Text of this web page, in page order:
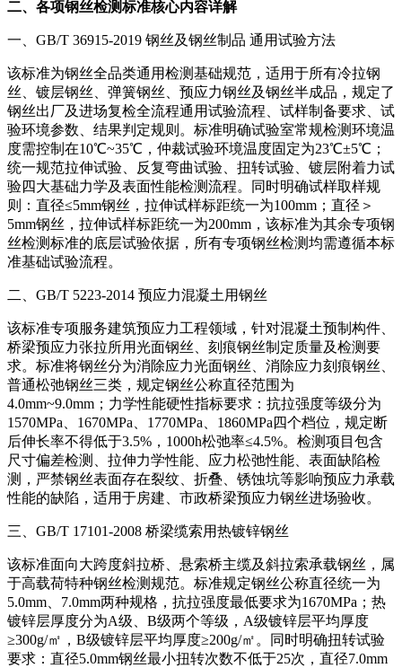
二、各项钢丝检测标准核心内容详解
一、GB/T 36915-2019 钢丝及钢丝制品 通用试验方法
该标准为钢丝全品类通用检测基础规范，适用于所有冷拉钢
丝、镀层钢丝、弹簧钢丝、预应力钢丝及钢丝半成品，规定了
钢丝出厂及进场复检全流程通用试验流程、试样制备要求、试
验环境参数、结果判定规则。标准明确试验室常规检测环境温
度需控制在10℃~35℃，仲裁试验环境温度固定为23℃±5℃；
统一规范拉伸试验、反复弯曲试验、扭转试验、镀层附着力试
验四大基础力学及表面性能检测流程。同时明确试样取样规
则：直径≤5mm钢丝，拉伸试样标距统一为100mm；直径＞
5mm钢丝，拉伸试样标距统一为200mm，该标准为其余专项钢
丝检测标准的底层试验依据，所有专项钢丝检测均需遵循本标
准基础试验流程。
二、GB/T 5223-2014 预应力混凝土用钢丝
该标准专项服务建筑预应力工程领域，针对混凝土预制构件、
桥梁预应力张拉所用光面钢丝、刻痕钢丝制定质量及检测要
求。标准将钢丝分为消除应力光面钢丝、消除应力刻痕钢丝、
普通松弛钢丝三类，规定钢丝公称直径范围为
4.0mm~9.0mm；力学性能硬性指标要求：抗拉强度等级分为
1570MPa、1670MPa、1770MPa、1860MPa四个档位，规定断
后伸长率不得低于3.5%，1000h松弛率≤4.5%。检测项目包含
尺寸偏差检测、拉伸力学性能、应力松弛性能、表面缺陷检
测，严禁钢丝表面存在裂纹、折叠、锈蚀坑等影响预应力承载
性能的缺陷，适用于房建、市政桥梁预应力钢丝进场验收。
三、GB/T 17101-2008 桥梁缆索用热镀锌钢丝
该标准面向大跨度斜拉桥、悬索桥主缆及斜拉索承载钢丝，属
于高载荷特种钢丝检测规范。标准规定钢丝公称直径统一为
5.0mm、7.0mm两种规格，抗拉强度最低要求为1670MPa；热
镀锌层厚度分为A级、B级两个等级，A级镀锌层平均厚度
≥300g/㎡，B级镀锌层平均厚度≥200g/㎡。同时明确扭转试验
要求：直径5.0mm钢丝最小扭转次数不低于25次，直径7.0mm